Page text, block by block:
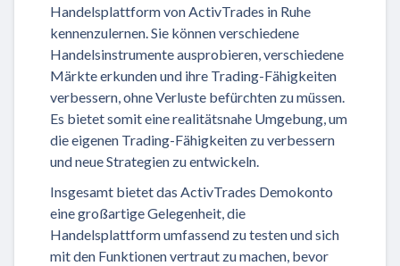
Handelsplattform von ActivTrades in Ruhe
kennenzulernen. Sie können verschiedene
Handelsinstrumente ausprobieren, verschiedene
Märkte erkunden und ihre Trading-Fähigkeiten
verbessern, ohne Verluste befürchten zu müssen.
Es bietet somit eine realitätsnahe Umgebung, um
die eigenen Trading-Fähigkeiten zu verbessern
und neue Strategien zu entwickeln.
Insgesamt bietet das ActivTrades Demokonto
eine großartige Gelegenheit, die
Handelsplattform umfassend zu testen und sich
mit den Funktionen vertraut zu machen, bevor